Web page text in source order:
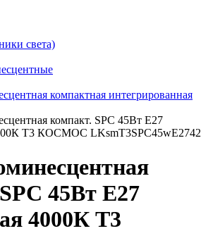
света)
компактная интегрированная
компакт. SPC 45Вт E27
Т3 КОСМОС LKsmT3SPC45wE2742
45Вт E27
4000К Т3